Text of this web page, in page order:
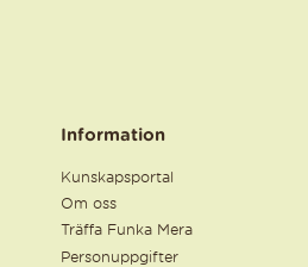
Information
Kunskapsportal
Om oss
Träffa Funka Mera
Personuppgifter